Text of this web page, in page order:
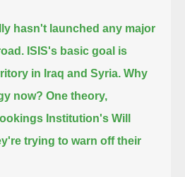
hasn't launched any major
ISIS's basic goal is
in Iraq and Syria. Why
now? One theory,
Institution's Will
trying to warn off their